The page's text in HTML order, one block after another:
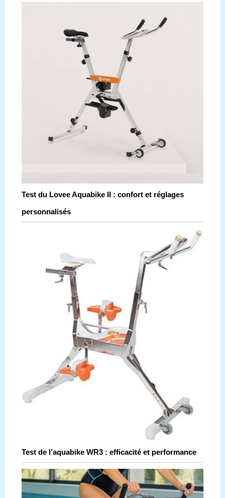
Test du Lovee Aquabike II : confort et réglages
personnalisés
Test de l’aquabike WR3 : efficacité et performance